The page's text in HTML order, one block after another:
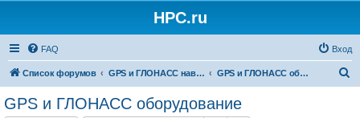
HPC.ru
FAQ Вход
Список форумов GPS и ГЛОНАСС навигация и оборудование для навигации GPS и ГЛОНАСС оборудование
GPS и ГЛОНАСС оборудование